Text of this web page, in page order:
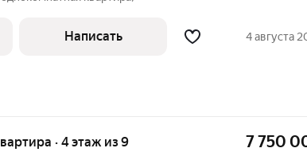
Написать 4 августа
· 4 этаж из 9 7 750